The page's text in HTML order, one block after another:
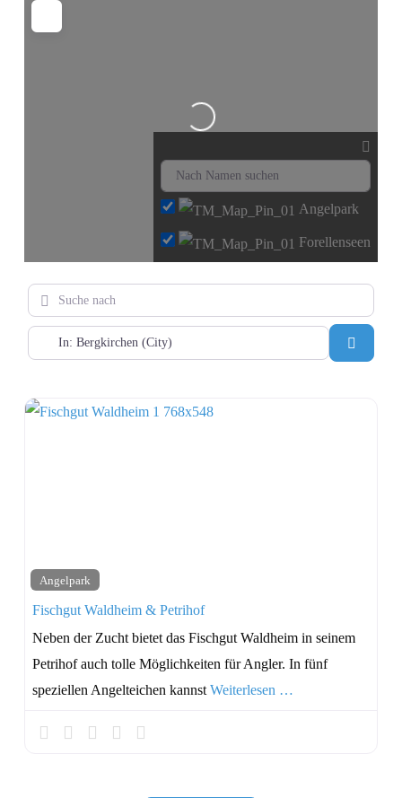
Wird geladen …
Angelpark
Forellenseen
Suche nach
PLZ oder Ort eingeben
Angelpark
Fischgut Waldheim & Petrihof
Neben der Zucht bietet das Fischgut Waldheim in seinem
Petrihof auch tolle Möglichkeiten für Angler. In fünf
speziellen Angelteichen kannstWeiterlesen …